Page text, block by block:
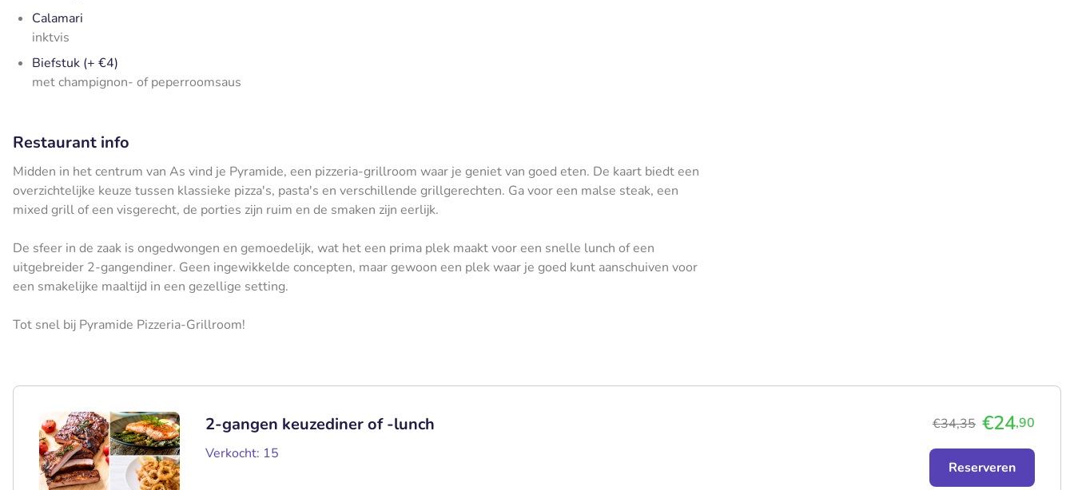
Calamari
inktvis
Biefstuk (+ €4)
met champignon- of peperroomsaus
Restaurant info
Midden in het centrum van As vind je Pyramide, een pizzeria-grillroom waar je geniet van goed eten. De kaart biedt een
overzichtelijke keuze tussen klassieke pizza's, pasta's en verschillende grillgerechten. Ga voor een malse steak, een
mixed grill of een visgerecht, de porties zijn ruim en de smaken zijn eerlijk.
De sfeer in de zaak is ongedwongen en gemoedelijk, wat het een prima plek maakt voor een snelle lunch of een
uitgebreider 2-gangendiner. Geen ingewikkelde concepten, maar gewoon een plek waar je goed kunt aanschuiven voor
een smakelijke maaltijd in een gezellige setting.
Tot snel bij Pyramide Pizzeria-Grillroom!
2-gangen keuzediner of -lunch
Verkocht: 15
€34,35 €24,90
Reserveren